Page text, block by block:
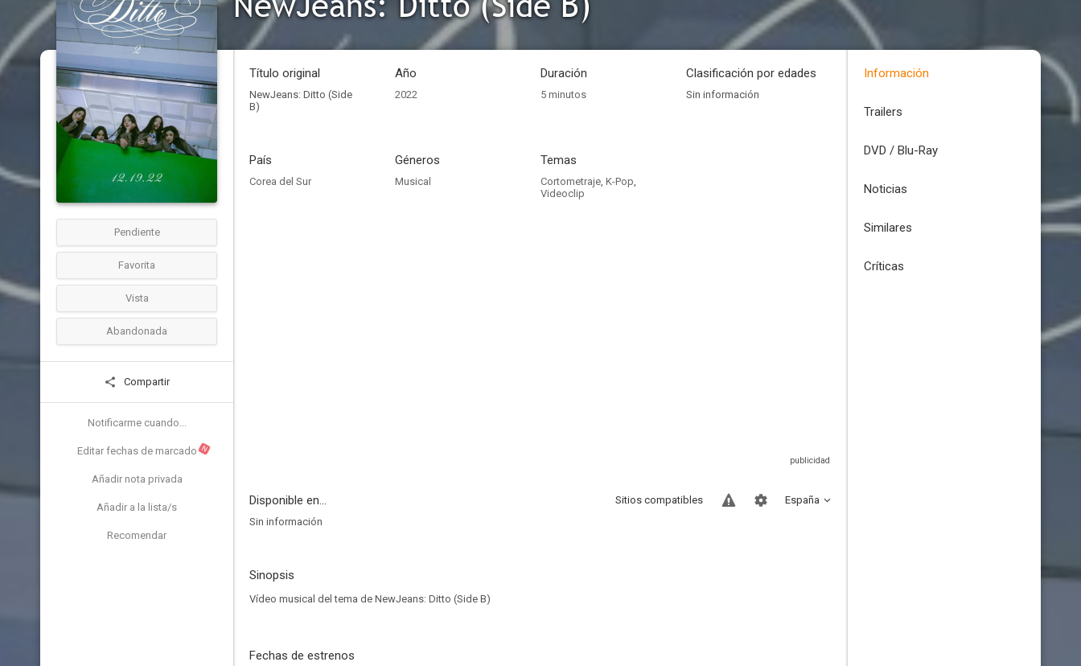
Pendiente
Favorita
Vista
Abandonada
Compartir
Notificarme cuando...
Editar fechas de marcado N
Añadir nota privada
Añadir a la lista/s
Recomendar
Título original
NewJeans: Ditto (Side
B)
Año
2022
Duración
5 minutos
Clasificación por edades
Sin información
País
Corea del Sur
Géneros
Musical
Temas
Cortometraje, K-Pop,
Videoclip
Disponible en... España
Sitios compatibles
Sin información
Sinopsis
Vídeo musical del tema de NewJeans: Ditto (Side B)
Fechas de estrenos
Información
Trailers
DVD / Blu-Ray
Noticias
Similares
Críticas